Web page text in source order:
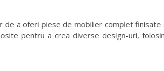
a oferi piese de mobilier complet
pentru a crea diverse design-uri,